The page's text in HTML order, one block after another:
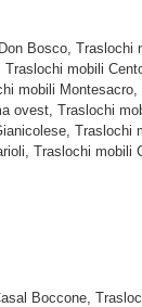
Bosco,
mobili
mobili
ovest, Traslochi
Traslochi
Traslochi mobili
Boccone,